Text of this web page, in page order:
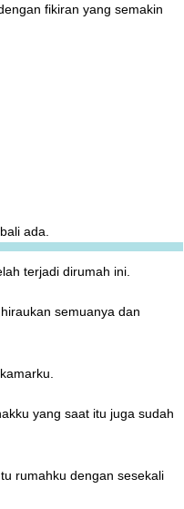
fikiran yang semakin
ada.
terjadi dirumah ini.
semuanya dan
yang saat itu juga sudah
rumahku dengan sesekali